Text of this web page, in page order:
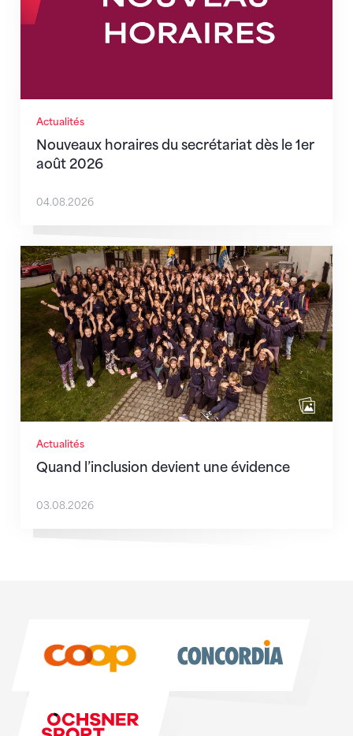
Actualités
Nouveaux horaires du secrétariat dès le 1er
août 2026
04.08.2026
Actualités
Quand l’inclusion devient une évidence
Quand l’inclusion devient une évidence
03.08.2026